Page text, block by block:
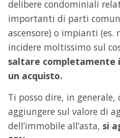
delibere condominiali
importanti di parti
ascensore) o impianti (es.
incidere moltissimo sul
saltare completamente
un acquisto.
Ti posso dire, in generale,
aggiungere sul valore di
dell’immobile all’asta, si